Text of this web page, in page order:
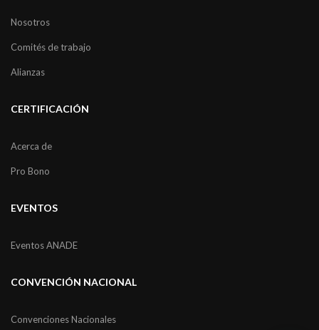
Nosotros
Comités de trabajo
Alianzas
CERTIFICACIÓN
Acerca de
Pro Bono
EVENTOS
Eventos ANADE
CONVENCIÓN NACIONAL
Convenciones Nacionales